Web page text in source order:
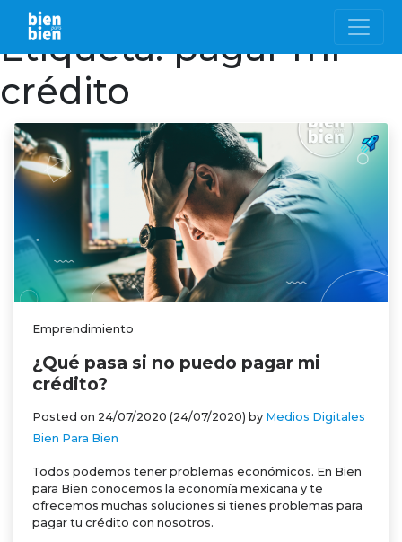
Etiqueta:pagar mi
crédito
Emprendimiento
¿Qué pasa si no puedo pagar mi
crédito?
Posted on 24/07/2020 (24/07/2020) by Medios Digitales
Bien Para Bien
Todos podemos tener problemas económicos. En Bien
para Bien conocemos la economía mexicana y te
ofrecemos muchas soluciones si tienes problemas para
pagar tu crédito con nosotros.